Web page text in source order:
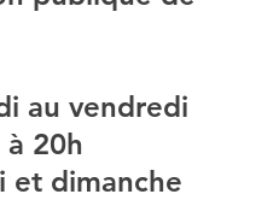
au vendredi
20h
et dimanche